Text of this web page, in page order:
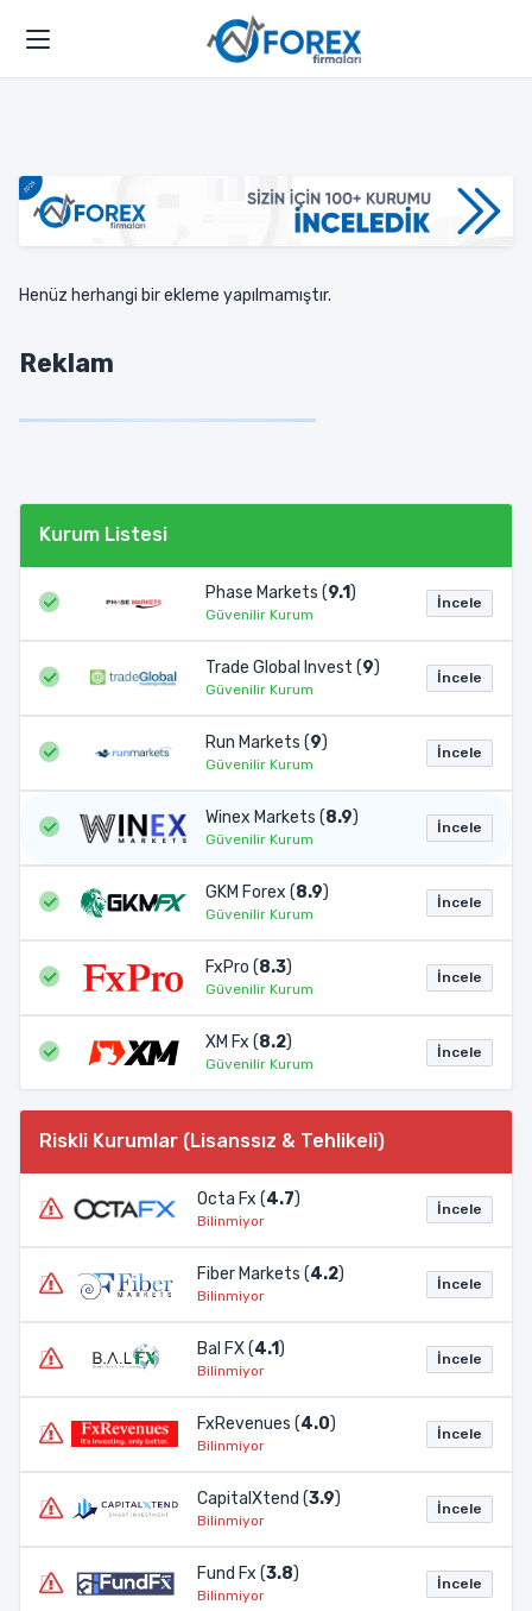
Henüz herhangi bir ekleme yapılmamıştır.
Reklam
Kurum Listesi
Phase Markets (9.1)
Güvenilir Kurum
İncele
Trade Global Invest (9)
Güvenilir Kurum
İncele
Run Markets (9)
Güvenilir Kurum
İncele
Winex Markets (8.9)
Güvenilir Kurum
İncele
GKM Forex (8.9)
Güvenilir Kurum
İncele
FxPro (8.3)
Güvenilir Kurum
İncele
XM Fx (8.2)
Güvenilir Kurum
İncele
Riskli Kurumlar (Lisanssız & Tehlikeli)
Octa Fx (4.7)
Bilinmiyor
İncele
Fiber Markets (4.2)
Bilinmiyor
İncele
Bal FX (4.1)
Bilinmiyor
İncele
FxRevenues (4.0)
Bilinmiyor
İncele
CapitalXtend (3.9)
Bilinmiyor
İncele
Fund Fx (3.8)
Bilinmiyor
İncele